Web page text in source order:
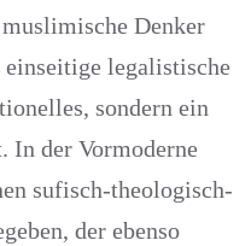
Denker
einseitige legalistische
sondern ein
In der Vormoderne
sufisch-theologisch-
der ebenso